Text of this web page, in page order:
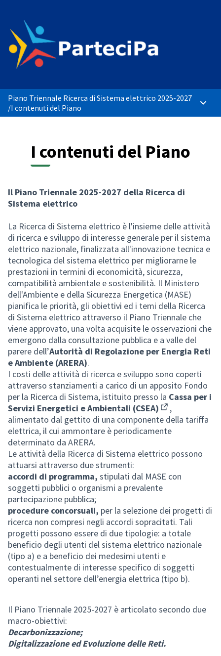
Piano Triennale Ricerca di Sistema elettrico 2025-2027
/I contenuti del Piano
I contenuti del Piano
Il Piano Triennale 2025-2027 della Ricerca di
Sistema elettrico
La Ricerca di Sistema elettrico è l'insieme delle attività
di ricerca e sviluppo di interesse generale per il sistema
elettrico nazionale, finalizzata all'innovazione tecnica e
tecnologica del sistema elettrico per migliorarne le
prestazioni in termini di economicità, sicurezza,
compatibilità ambientale e sostenibilità. Il Ministero
dell'Ambiente e della Sicurezza Energetica (MASE)
pianifica le priorità, gli obiettivi ed i temi della Ricerca
di Sistema elettrico attraverso il Piano Triennale che
viene approvato, una volta acquisite le osservazioni che
emergono dalla consultazione pubblica e a valle del
parere dell’Autorità di Regolazione per Energia Reti
e Ambiente (ARERA).
I costi delle attività di ricerca e sviluppo sono coperti
attraverso stanziamenti a carico di un apposito Fondo
per la Ricerca di Sistema, istituito presso la Cassa per i
Servizi Energetici e Ambientali (CSEA)
(Collegamento
,
alimentato dal gettito di una componente della tariffa
elettrica, il cui ammontare è periodicamente
determinato da ARERA.
Le attività della Ricerca di Sistema elettrico possono
attuarsi attraverso due strumenti:
accordi di programma, stipulati dal MASE con
soggetti pubblici o organismi a prevalente
partecipazione pubblica;
procedure concorsuali, per la selezione dei progetti di
ricerca non compresi negli accordi sopracitati. Tali
progetti possono essere di due tipologie: a totale
beneficio degli utenti del sistema elettrico nazionale
(tipo a) e a beneficio dei medesimi utenti e
contestualmente di interesse specifico di soggetti
operanti nel settore dell’energia elettrica (tipo b).
Il Piano Triennale 2025-2027 è articolato secondo due
macro-obiettivi:
Decarbonizzazione;
Digitalizzazione ed Evoluzione delle Reti.